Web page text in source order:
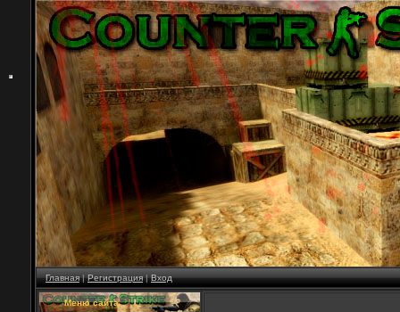
Главная|Регистрация|Вход
Меню сайта